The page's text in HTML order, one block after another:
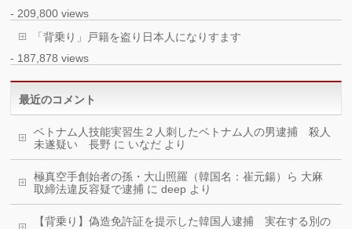
- 209,800 views
「背乗り」戸籍を盗り日本人になりすます
- 187,878 views
最近のコメント
ベトナム人技能実習生２人刺したベトナム人の男逮捕 殺人
未遂疑い 長野 に いなだ より
極真空手創始者の孫・大山照羅（韓国名：崔元鍚）ら 大麻
取締法違反容疑で逮捕 にdeep より
【背乗り】偽造免許証を提示した韓国人逮捕 実在する別の